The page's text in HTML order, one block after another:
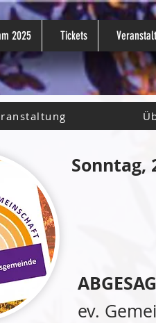
2025 Tickets
Sonntag,
ev.